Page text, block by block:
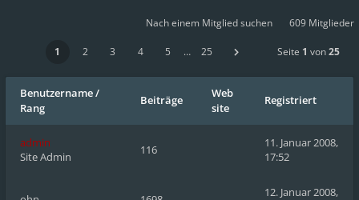
Nach einem Mitglied suchen 609 Mitglieder
1 2 3 4 5 … 25 Seite 1 von25
Benutzername/
Rang
Beiträge
Web
site
Registriert
admin
Site Admin
116
11. Januar 2008,
17:52
12. Januar 2008,